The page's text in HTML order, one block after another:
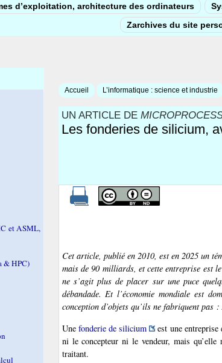
d’exploitation, architecture des ordinateurs
Zarchives du site
Accueil L’informatique : science et industrie
UN ARTICLE DE
Les fonderies de silicium,
Cet article, publié en 2010, est en 2025 un
mais de 90 milliards, et cette entreprise est
ne s’agit plus de placer sur une puce
débandade. Et l’économie mondiale est
conception d’objets qu’ils ne fabriquent
Une fonderie de silicium
est une entreprise
ni le concepteur ni le vendeur, mais qu’elle
traitant.
et ASML,
& HPC)